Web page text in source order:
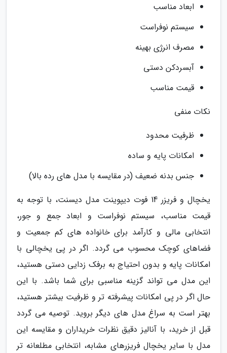
ابعاد مناسب
سیستم نوفراست
مصرف انرژی بهینه
آبسردکن دستی
قیمت مناسب
نکات منفی
ظرفیت محدود
امکانات پایه و ساده
جنس بدنه ضعیف (در مقایسه با مدل های رده بالا)
یخچال و فریزر 14 فوت دیپوینت مدل دیسنت، با توجه به
قیمت مناسب، سیستم نوفراست و ابعاد جمع و جور،
انتخابی مالی و کارآمد برای خانواده های کم جمعیت و
فضاهای کوچک محسوب می گردد. اگر در پی یخچالی با
امکانات پایه و بدون احتیاج به برفک زدایی دستی هستید،
این مدل می تواند گزینه مناسبی برای شما باشد. با این
حال اگر در پی امکانات پیشرفته تر و ظرفیت بیشتر هستید،
بهتر است به سراغ مدل های دیگر بروید. توصیه می گردد
قبل از خرید، با آنالیز دقیق نظرات خریداران و مقایسه این
مدل با سایر یخچال فریزرهای مشابه، انتخابی مطلعانه تر